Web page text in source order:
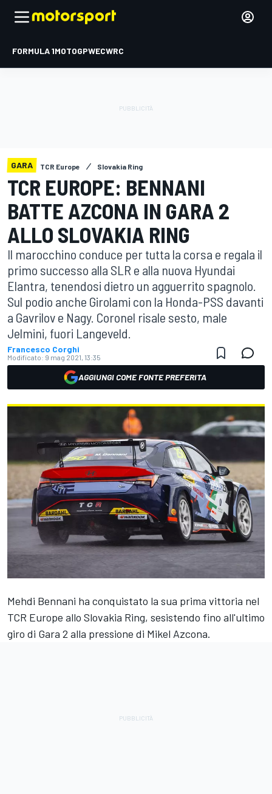
FORMULA 1MOTOGPWECWRC
GARA TCR Europe Slovakia Ring
TCR EUROPE: BENNANI
BATTE AZCONA IN GARA 2
ALLO SLOVAKIA RING
Il marocchino conduce per tutta la corsa e regala il
primo successo alla SLR e alla nuova Hyundai
Elantra, tenendosi dietro un agguerrito spagnolo.
Sul podio anche Girolami con la Honda-PSS davanti
a Gavrilov e Nagy. Coronel risale sesto, male
Jelmini, fuori Langeveld.
Francesco Corghi
Modificato: 9 mag 2021, 13:35
AGGIUNGI COME FONTE PREFERITA
Mehdi Bennani ha conquistato la sua prima vittoria nel
TCR Europe allo Slovakia Ring, sesistendo fino all'ultimo
giro di Gara 2 alla pressione di Mikel Azcona.